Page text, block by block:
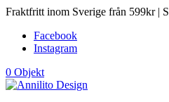
Fraktfritt inom Sverige från 599kr |
Facebook
Instagram
0 Objekt